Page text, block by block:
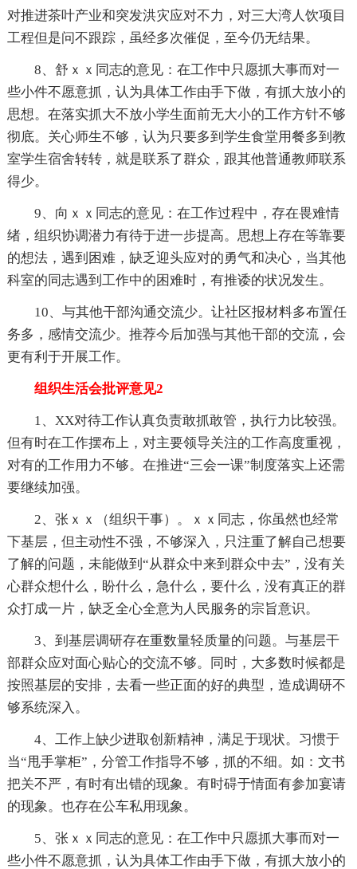
对推进茶叶产业和突发洪灾应对不力，对三大湾人饮项目
工程但是问不跟踪，虽经多次催促，至今仍无结果。
8、舒ｘｘ同志的意见：在工作中只愿抓大事而对一
些小件不愿意抓，认为具体工作由手下做，有抓大放小的
思想。在落实抓大不放小学生面前无大小的工作方针不够
彻底。关心师生不够，认为只要多到学生食堂用餐多到教
室学生宿舍转转，就是联系了群众，跟其他普通教师联系
得少。
9、向ｘｘ同志的意见：在工作过程中，存在畏难情
绪，组织协调潜力有待于进一步提高。思想上存在等靠要
的想法，遇到困难，缺乏迎头应对的勇气和决心，当其他
科室的同志遇到工作中的困难时，有推诿的状况发生。
10、与其他干部沟通交流少。让社区报材料多布置任
务多，感情交流少。推荐今后加强与其他干部的交流，会
更有利于开展工作。
组织生活会批评意见2
1、XX对待工作认真负责敢抓敢管，执行力比较强。
但有时在工作摆布上，对主要领导关注的工作高度重视，
对有的工作用力不够。在推进“三会一课”制度落实上还需
要继续加强。
2、张ｘｘ（组织干事）。ｘｘ同志，你虽然也经常
下基层，但主动性不强，不够深入，只注重了解自己想要
了解的问题，未能做到“从群众中来到群众中去”，没有关
心群众想什么，盼什么，急什么，要什么，没有真正的群
众打成一片，缺乏全心全意为人民服务的宗旨意识。
3、到基层调研存在重数量轻质量的问题。与基层干
部群众应对面心贴心的交流不够。同时，大多数时候都是
按照基层的安排，去看一些正面的好的典型，造成调研不
够系统深入。
4、工作上缺少进取创新精神，满足于现状。习惯于
当“甩手掌柜”，分管工作指导不够，抓的不细。如：文书
把关不严，有时有出错的现象。有时碍于情面有参加宴请
的现象。也存在公车私用现象。
5、张ｘｘ同志的意见：在工作中只愿抓大事而对一
些小件不愿意抓，认为具体工作由手下做，有抓大放小的